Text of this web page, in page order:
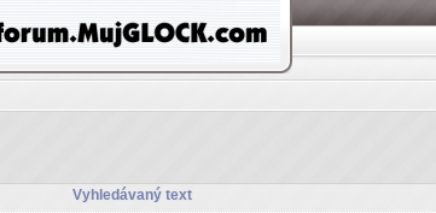
Vyhledávaný text